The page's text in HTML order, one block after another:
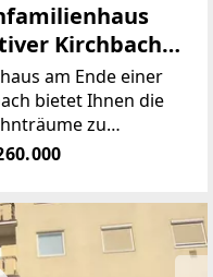
Kirchbacher
am Ende einer
bietet Ihnen die
zu
oder
hier haben Sie die